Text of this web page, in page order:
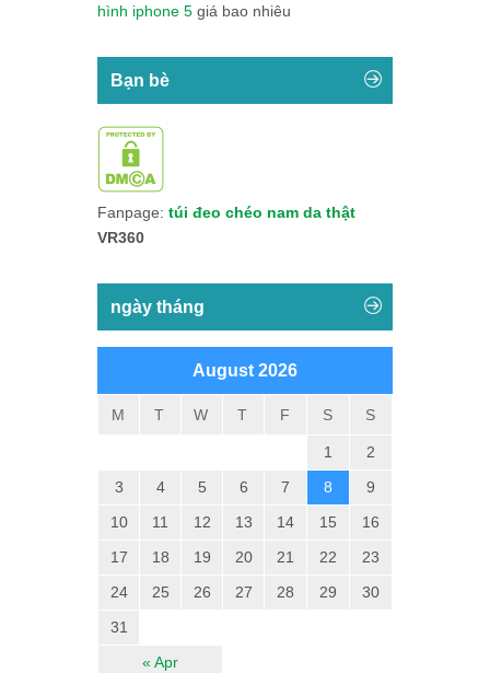
hình iphone 5 giá bao nhiêu
Bạn bè
Fanpage: túi đeo chéo nam da thật
VR360
ngày tháng
August 2026
M T W T F S S
« Apr
1
2
3
4 5 6 7 8
9
10
11 12 13 14 15
16
17
18 19 20 21 22
23
24
25 26 27 28 29
30
31